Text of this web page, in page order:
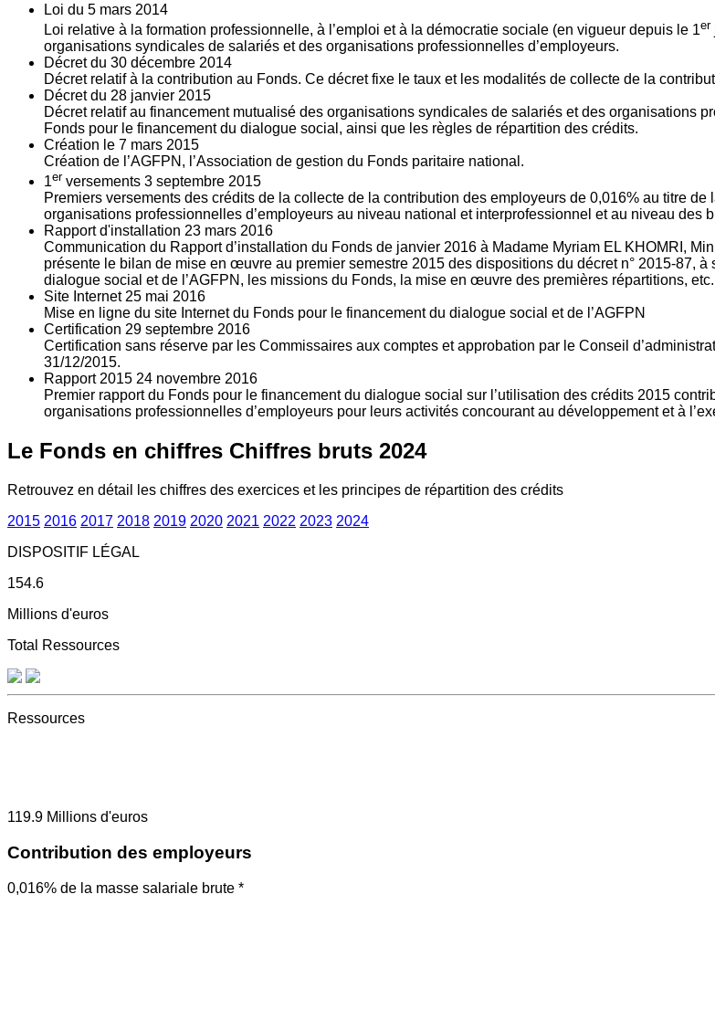
Loi du 5 mars 2014
Loi relative à la formation professionnelle, à l’emploi et à la démocratie sociale (en vigueur depuis le 1er
organisations syndicales de salariés et des organisations professionnelles d’employeurs.
Décret du 30 décembre 2014
Décret relatif à la contribution au Fonds. Ce décret fixe le taux et les modalités de collecte de la
Décret du 28 janvier 2015
Décret relatif au financement mutualisé des organisations syndicales de salariés et des organisations
Fonds pour le financement du dialogue social, ainsi que les règles de répartition des crédits.
Création le 7 mars 2015
Création de l’AGFPN, l’Association de gestion du Fonds paritaire national.
1er versements 3 septembre 2015
Premiers versements des crédits de la collecte de la contribution des employeurs de 0,016% au titre
organisations professionnelles d’employeurs au niveau national et interprofessionnel et au niveau des
Rapport d'installation 23 mars 2016
Communication du Rapport d’installation du Fonds de janvier 2016 à Madame Myriam EL KHOMRI,
présente le bilan de mise en œuvre au premier semestre 2015 des dispositions du décret n° 2015-87,
dialogue social et de l’AGFPN, les missions du Fonds, la mise en œuvre des premières répartitions, etc.
Site Internet 25 mai 2016
Mise en ligne du site Internet du Fonds pour le financement du dialogue social et de l’AGFPN
Certification 29 septembre 2016
Certification sans réserve par les Commissaires aux comptes et approbation par le Conseil
31/12/2015.
Rapport 2015 24 novembre 2016
Premier rapport du Fonds pour le financement du dialogue social sur l’utilisation des crédits 2015
organisations professionnelles d’employeurs pour leurs activités concourant au développement et à
Le Fonds en chiffres Chiffres bruts 2024
Retrouvez en détail les chiffres des exercices et les principes de répartition des crédits
2015 2016 2017 2018 2019 2020 2021 2022 2023 2024
DISPOSITIF LÉGAL
154.6
Millions d'euros
Total Ressources
Ressources
119.9 Millions d'euros
Contribution des employeurs
0,016% de la masse salariale brute *